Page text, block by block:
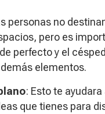
personas no
pero es
perfecto y el
elementos.
: Esto te
que tienes para